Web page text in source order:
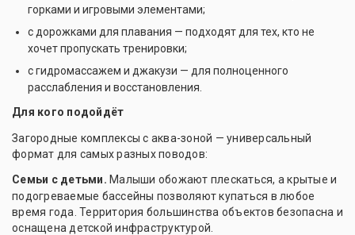
горками и игровыми элементами;
с дорожками для плавания — подходят для тех, кто не
хочет пропускать тренировки;
с гидромассажем и джакузи — для полноценного
расслабления и восстановления.
Для кого подойдёт
Загородные комплексы с аква-зоной — универсальный
формат для самых разных поводов:
Семьи с детьми. Малыши обожают плескаться, а крытые и
подогреваемые бассейны позволяют купаться в любое
время года. Территория большинства объектов безопасна и
оснащена детской инфраструктурой.